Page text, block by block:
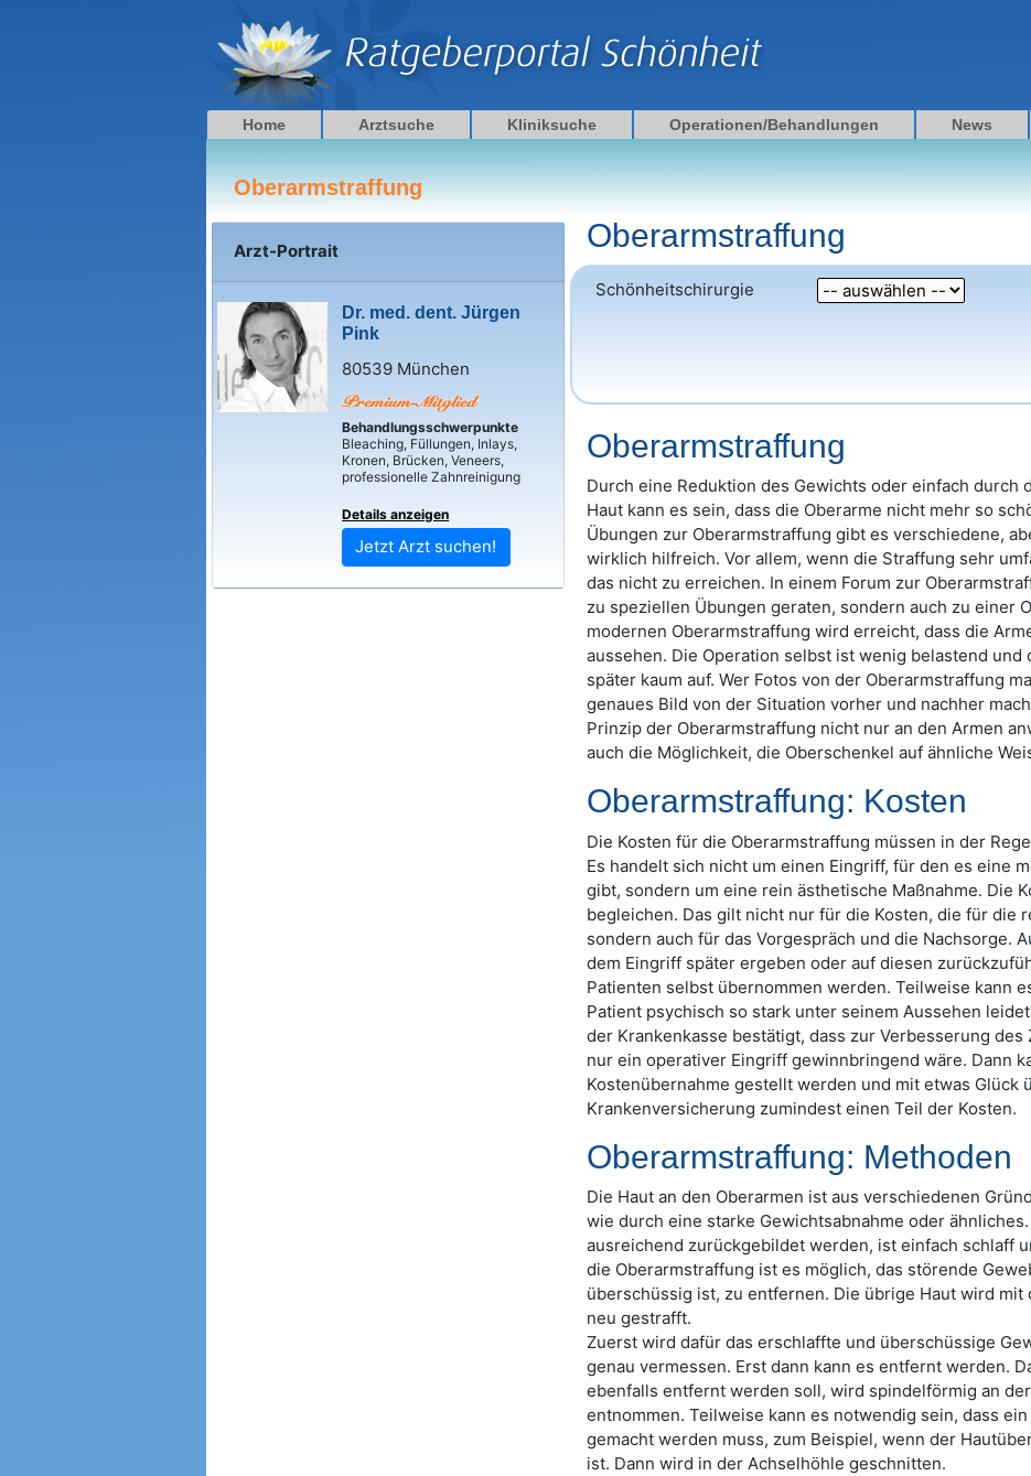
Home Arztsuche Kliniksuche Operationen/Behandlungen News
Oberarmstraffung
Arzt-Portrait
Dr. med. dent. Jürgen
Pink
80539 München
Behandlungsschwerpunkte
Bleaching, Füllungen, Inlays,
Kronen, Brücken, Veneers,
professionelle Zahnreinigung
Details anzeigen
Jetzt Arzt suchen!
Oberarmstraffung
Schönheitschirurgie
Oberarmstraffung
Durch eine Reduktion des Gewichts oder einfach durch
Haut kann es sein, dass die Oberarme nicht mehr so
Übungen zur Oberarmstraffung gibt es verschiedene,
wirklich hilfreich. Vor allem, wenn die Straffung sehr
das nicht zu erreichen. In einem Forum zur
zu speziellen Übungen geraten, sondern auch zu einer
modernen Oberarmstraffung wird erreicht, dass die
aussehen. Die Operation selbst ist wenig belastend und
später kaum auf. Wer Fotos von der Oberarmstraffung
genaues Bild von der Situation vorher und nachher
Prinzip der Oberarmstraffung nicht nur an den Armen
auch die Möglichkeit, die Oberschenkel auf ähnliche
Oberarmstraffung: Kosten
Die Kosten für die Oberarmstraffung müssen in der
Es handelt sich nicht um einen Eingriff, für den es eine
gibt, sondern um eine rein ästhetische Maßnahme. Die
begleichen. Das gilt nicht nur für die Kosten, die für die
sondern auch für das Vorgespräch und die Nachsorge.
dem Eingriff später ergeben oder auf diesen
Patienten selbst übernommen werden. Teilweise kann
Patient psychisch so stark unter seinem Aussehen
der Krankenkasse bestätigt, dass zur Verbesserung des
nur ein operativer Eingriff gewinnbringend wäre. Dann
Kostenübernahme gestellt werden und mit etwas Glück
Krankenversicherung zumindest einen Teil der Kosten.
Oberarmstraffung: Methoden
Die Haut an den Oberarmen ist aus verschiedenen
wie durch eine starke Gewichtsabnahme oder
ausreichend zurückgebildet werden, ist einfach schlaff
die Oberarmstraffung ist es möglich, das störende
überschüssig ist, zu entfernen. Die übrige Haut wird
neu gestrafft.
Zuerst wird dafür das erschlaffte und überschüssige
genau vermessen. Erst dann kann es entfernt werden.
ebenfalls entfernt werden soll, wird spindelförmig an
entnommen. Teilweise kann es notwendig sein, dass
gemacht werden muss, zum Beispiel, wenn der
ist. Dann wird in der Achselhöhle geschnitten.